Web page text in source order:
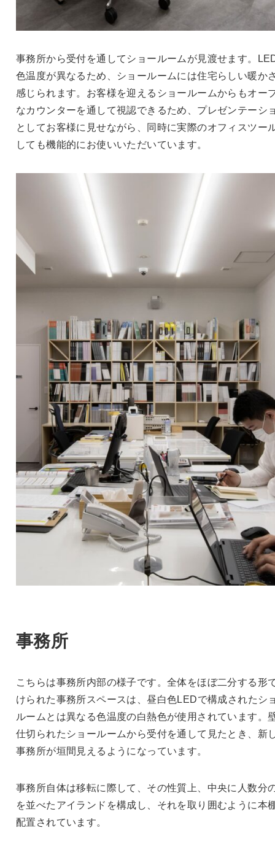
事務所から受付を通してショールームが見渡せます。
色温度が異なるため、ショールームには住宅らしい暖か
感じられます。お客様を迎えるショールームからもオー
なカウンターを通して視認できるため、プレゼンテーシ
としてお客様に見せながら、同時に実際のオフィスツー
しても機能的にお使いいただいています。
事務所
こちらは事務所内部の様子です。全体をほぼ二分する形
けられた事務所スペースは、昼白色LEDで構成されたシ
ルームとは異なる色温度の白熱色が使用されています。
仕切られたショールームから受付を通して見たとき、新
事務所が垣間見えるようになっています。
事務所自体は移転に際して、その性質上、中央に人数分
を並べたアイランドを構成し、それを取り囲むように本
配置されています。